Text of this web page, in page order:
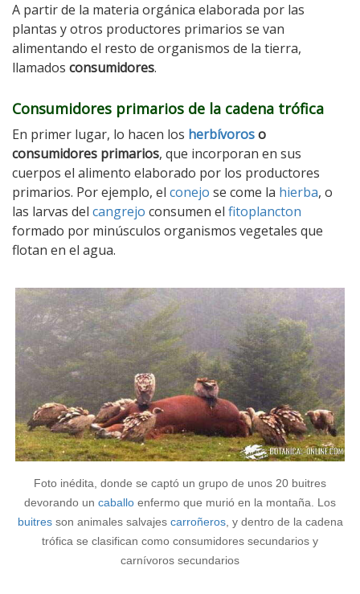
A partir de la materia orgánica elaborada por las
plantas y otros productores primarios se van
alimentando el resto de organismos de la tierra,
llamados consumidores.
Consumidores primarios de la cadena trófica
En primer lugar, lo hacen los herbívoroso
consumidores primarios, que incorporan en sus
cuerpos el alimento elaborado por los productores
primarios. Por ejemplo, el conejo se come la hierba, o
las larvas del cangrejo consumen el fitoplancton
formado por minúsculos organismos vegetales que
flotan en el agua.
Foto inédita, donde se captó un grupo de unos 20 buitres
devorando un caballo enfermo que murió en la montaña. Los
buitresson animales salvajes carroñeros, y dentro de la cadena
trófica se clasifican como consumidores secundarios y
carnívoros secundarios